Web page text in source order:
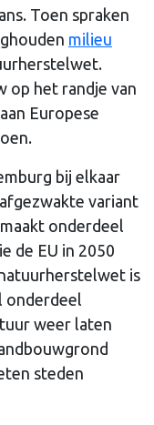
Toen spraken
milieu
op het randje van
Europese
bij elkaar
variant
onderdeel
de EU in 2050
is
onderdeel
weer laten
steden